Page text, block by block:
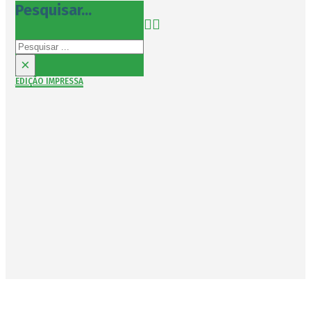
Pesquisar...
Pesquisar
×
EDIÇÃO IMPRESSA